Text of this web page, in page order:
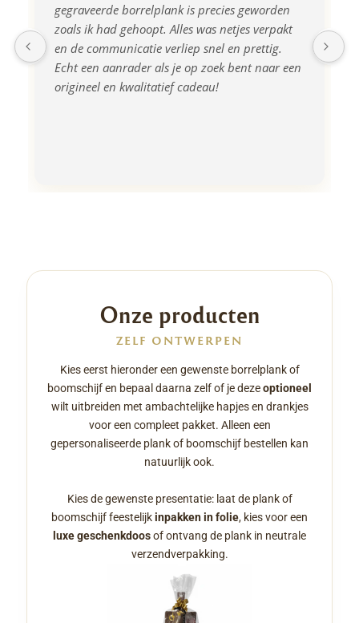
gegraveerde borrelplank is precies geworden
zoals ik had gehoopt. Alles was netjes verpakt
en de communicatie verliep snel en prettig.
Echt een aanrader als je op zoek bent naar een
origineel en kwalitatief cadeau!
Onze producten
ZELF ONTWERPEN
Kies eerst hieronder een gewenste borrelplank of
boomschijf en bepaal daarna zelf of je dezeoptioneel
wilt uitbreiden met ambachtelijke hapjes en drankjes
voor een compleet pakket. Alleen een
gepersonaliseerde plank of boomschijf bestellen kan
natuurlijk ook.
Kies de gewenste presentatie: laat de plank of
boomschijf feestelijkinpakken in folie, kies voor een
luxe geschenkdoosof ontvang de plank in neutrale
verzendverpakking.